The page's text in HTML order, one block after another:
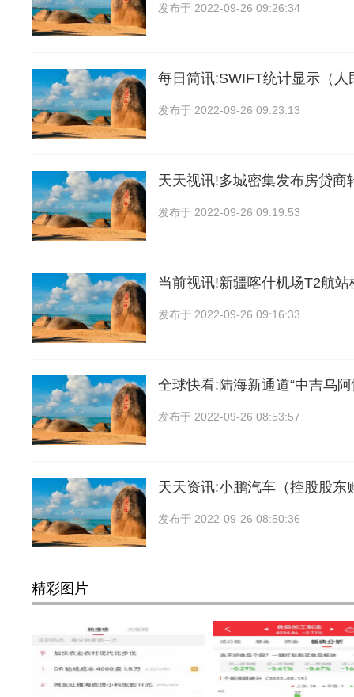
发布于 2022-09-26 09:26:34
每日简讯:SWIFT统计显示（人
发布于 2022-09-26 09:23:13
天天视讯!多城密集发布房贷商
发布于 2022-09-26 09:19:53
当前视讯!新疆喀什机场T2航站
发布于 2022-09-26 09:16:33
全球快看:陆海新通道“中吉乌阿
发布于 2022-09-26 08:53:57
天天资讯:小鹏汽车（控股股东
发布于 2022-09-26 08:50:36
精彩图片